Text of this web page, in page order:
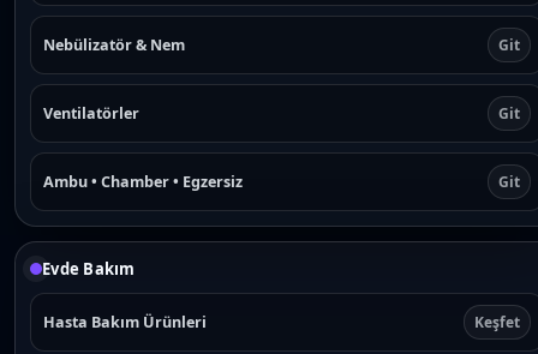
Nebülizatör & Nem Git
Ventilatörler Git
Ambu • Chamber • Egzersiz Git
Evde Bakım
Hasta Bakım Ürünleri Keşfet